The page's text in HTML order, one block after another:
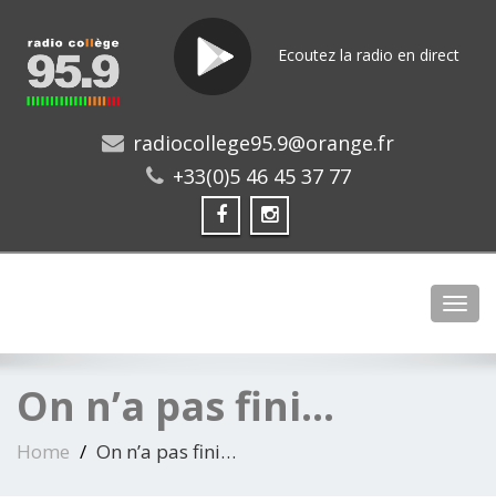
Ecoutez la radio en direct
radiocollege95.9@orange.fr
+33(0)5 46 45 37 77
On n’a pas fini…
Home On n’a pas fini…